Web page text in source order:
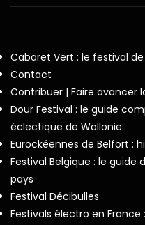
Cabaret Vert : le festival
Contact
Contribuer | Faire avancer
Dour Festival : le guide
éclectique de Wallonie
Eurockéennes de Belfort :
Festival Belgique : le guide
pays
Festival Décibulles
Festivals électro en France